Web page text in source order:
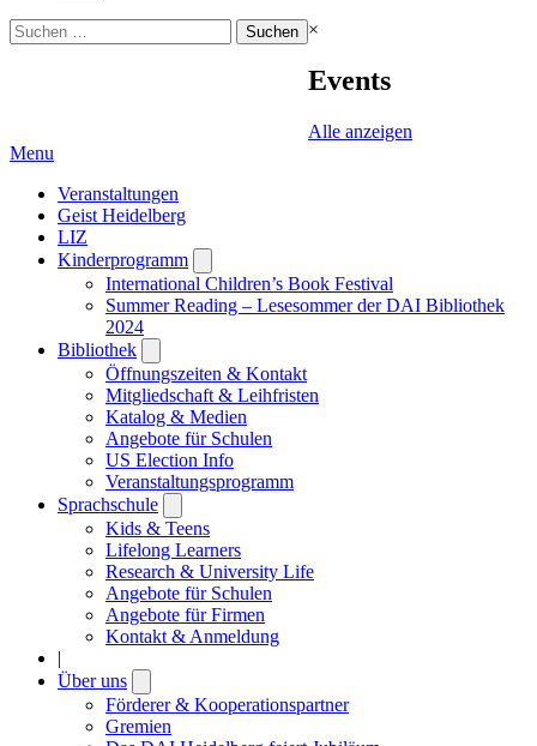
Suchen
nach:
×
Events
Alle anzeigen
Menu
Veranstaltungen
Geist Heidelberg
LIZ
Kinderprogramm
submenu
International Children’s Book Festival
Summer Reading – Lesesommer der DAI Bibliothek
2024
Bibliothek
submenu
Öffnungszeiten & Kontakt
Mitgliedschaft & Leihfristen
Katalog & Medien
Angebote für Schulen
US Election Info
Veranstaltungsprogramm
Sprachschule
submenu
Kids & Teens
Lifelong Learners
Research & University Life
Angebote für Schulen
Angebote für Firmen
Kontakt & Anmeldung
|
Über uns
submenu
Förderer & Kooperationspartner
Gremien